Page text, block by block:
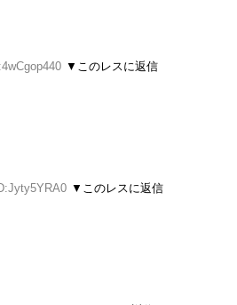
▼このレスに返信
▼このレスに返信